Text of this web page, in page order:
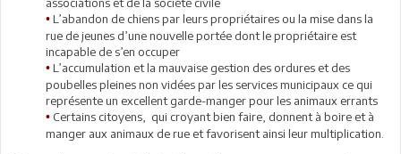
• L’abandon de chiens par leurs propriétaires ou la mise dans la
rue de jeunes d’une nouvelle portée dont le propriétaire est
incapable de s’en occuper
• L’accumulation et la mauvaise gestion des ordures et des
poubelles pleines non vidées par les services municipaux ce qui
représente un excellent garde-manger pour les animaux errants
• Certains citoyens, qui croyant bien faire, donnent à boire et à
manger aux animaux de rue et favorisent ainsi leur multiplication.